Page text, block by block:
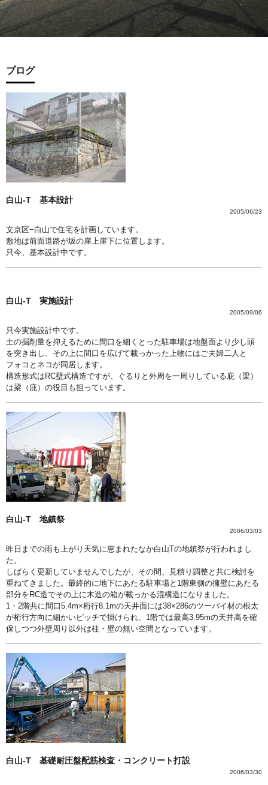
ブログ
白山-T 基本設計
2005/06/23
文京区−白山で住宅を計画しています。
敷地は前面道路が坂の崖上崖下に位置します。
只今、基本設計中です。
白山-T 実施設計
2005/09/06
只今実施設計中です。
土の掘削量を抑えるために間口を細くとった駐車場は地盤面より少し頭
を突き出し、その上に間口を広げて載っかった上物にはご夫婦二人と
フォコとネコが同居します。
構造形式はRC壁式構造ですが、ぐるりと外周を一周りしている庇（梁）
は梁（庇）の役目も担っています。
白山-T 地鎮祭
2006/03/03
昨日までの雨も上がり天気に恵まれたなか白山Tの地鎮祭が行われまし
た。
しばらく更新していませんでしたが、その間、見積り調整と共に検討を
重ねてきました。最終的に地下にあたる駐車場と1階東側の擁壁にあたる
部分をRC造でその上に木造の箱が載っかる混構造になりました。
1・2階共に間口5.4m×桁行8.1mの天井面には38×286のツーバイ材の根太
が桁行方向に細かいピッチで掛けられ、1階では最高3.95mの天井高を確
保しつつ外壁周り以外は柱・壁の無い空間となっています。
白山-T 基礎耐圧盤配筋検査・コンクリート打設
2006/03/30